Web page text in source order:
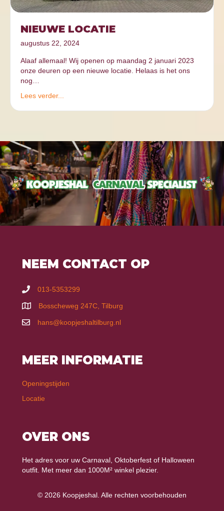
NIEUWE LOCATIE
augustus 22, 2024
Alaaf allemaal! Wij openen op maandag 2 januari 2023
onze deuren op een nieuwe locatie. Helaas is het ons
nog…
Lees verder...
NEEM CONTACT OP
013-5353299
Bosscheweg 247C, Tilburg
hans@koopjeshaltilburg.nl
MEER INFORMATIE
Openingstijden
Locatie
OVER ONS
Het adres voor uw Carnaval, Oktoberfest of Halloween
outfit. Met meer dan 1000M² winkel plezier.
© 2026 Koopjeshal. Alle rechten voorbehouden